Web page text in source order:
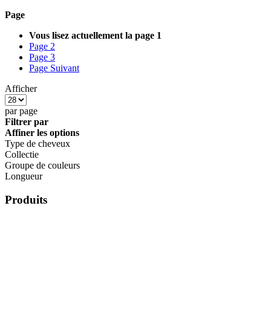
Page
Vous lisez actuellement la page 1
Page 2
Page 3
Page Suivant
Afficher
par page
Filtrer par
Affiner les options
Type de cheveux
Collectie
Groupe de couleurs
Longueur
Produits